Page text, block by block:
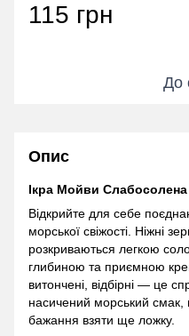
115 грн
До
Опис
Ікра Мойви Слабосолена
Відкрийте для себе
морської свіжості. Ніжні
розкриваються легкою
глибиною та приємною
витончені, відбірні — це
насичений морський смак,
бажання взяти ще ложку.